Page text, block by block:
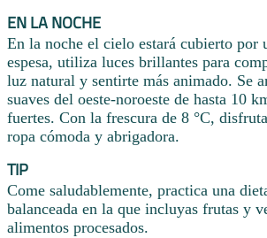
EN LA NOCHE
En la noche el cielo estará cubierto por
espesa, utiliza luces brillantes para
luz natural y sentirte más animado. Se
suaves del oeste-noroeste de hasta 10
fuertes. Con la frescura de 8 °C,
ropa cómoda y abrigadora.
TIP
Come saludablemente, practica una
balanceada en la que incluyas frutas y
alimentos procesados.